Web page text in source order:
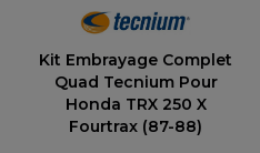
BRAS OSCILLANT
KYMCO
MBK
PEUGEOT
PIAGGIO
SUZUKI
VESPA
Kit Embrayage Complet
Quad Tecnium Pour
Honda TRX 250 X
Fourtrax (87-88)